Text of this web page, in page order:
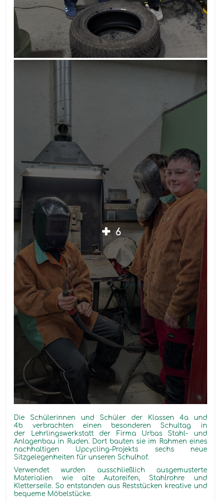
6
Die Schülerinnen und Schüler der Klassen 4a und
4b verbrachten einen besonderen Schultag in
der Lehrlingswerkstatt der Firma Urbas Stahl- und
Anlagenbau in Ruden. Dort bauten sie im Rahmen eines
nachhaltigen Upcycling-Projekts sechs neue
Sitzgelegenheiten für unseren Schulhof.
Verwendet wurden ausschließlich ausgemusterte
Materialien wie alte Autoreifen, Stahlrohre und
Kletterseile. So entstanden aus Reststücken kreative und
bequeme Möbelstücke.